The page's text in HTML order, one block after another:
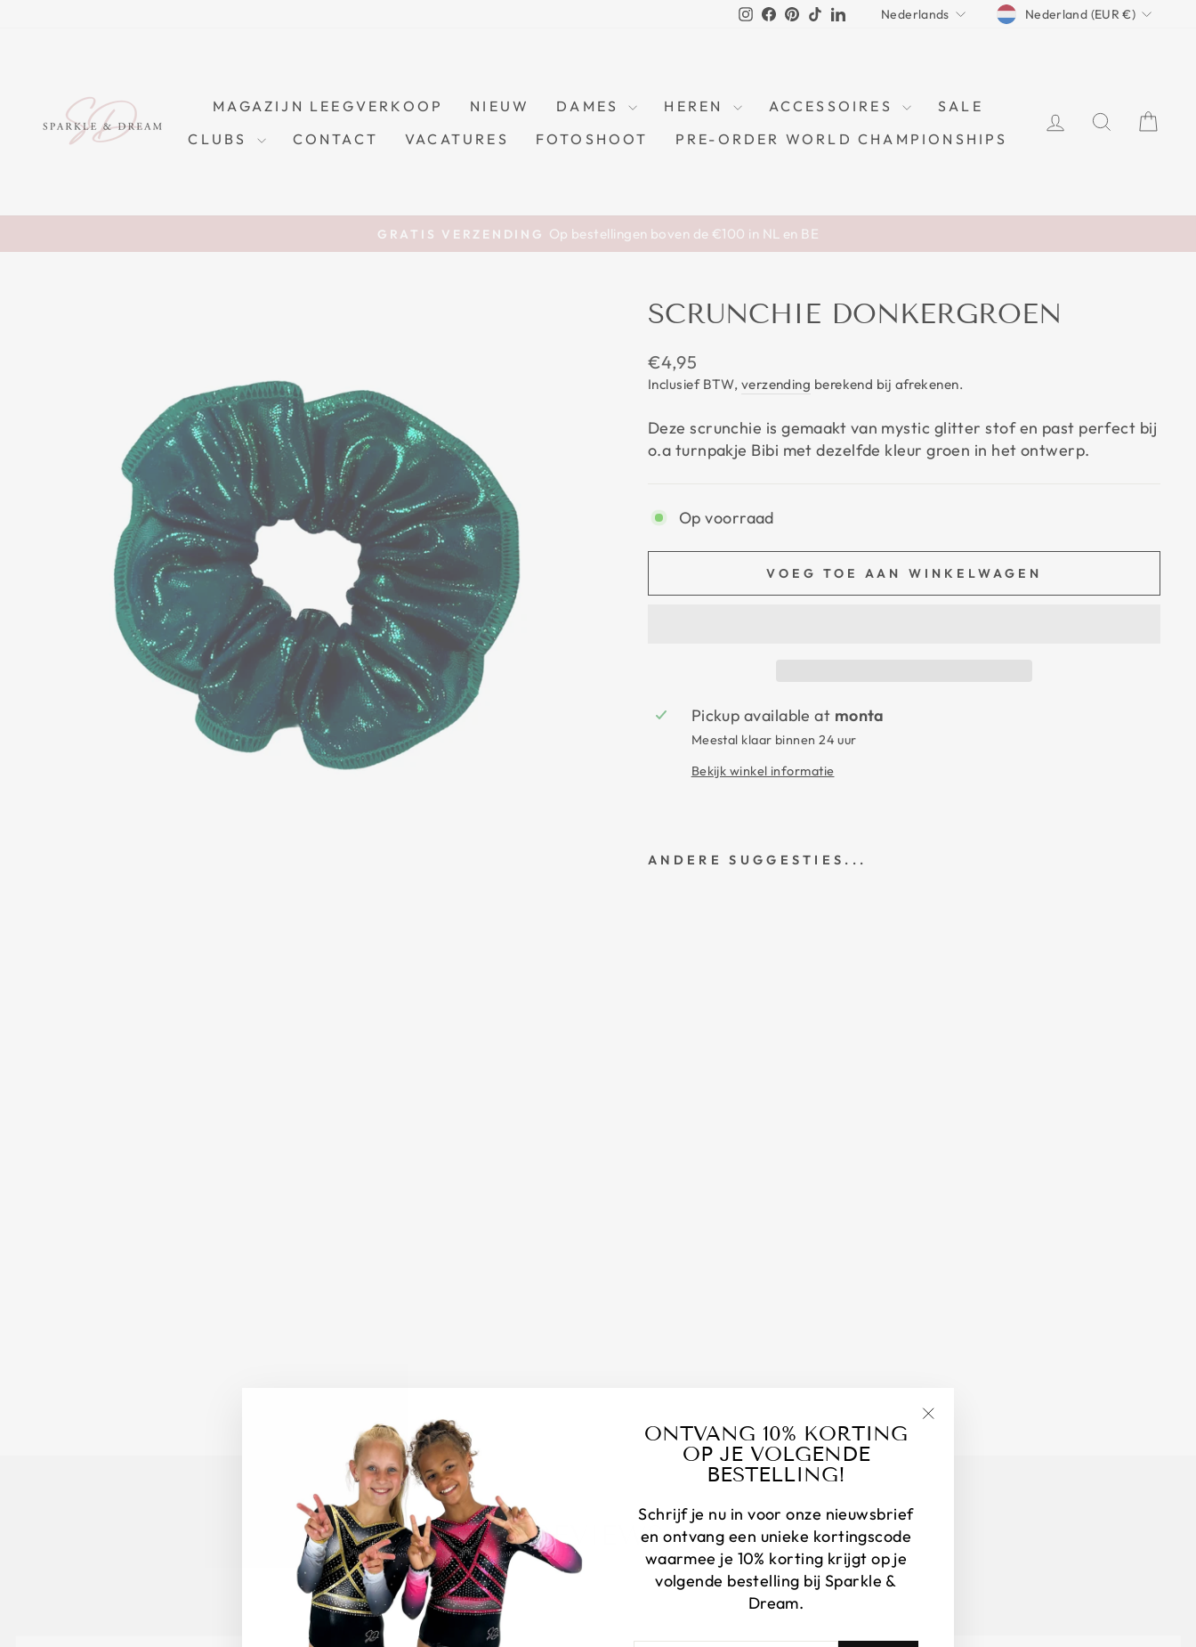
Instagram
Facebook
Pinterest
TikTokLinkedInLANGUAGE
Nederlands CURRENCY
Nederland (EUR €)
MAGAZIJN LEEGVERKOOP NIEUW DAMES HEREN ACCESSOIRES
SALE
CLUBS
CONTACT VACATURES FOTOSHOOT PRE-ORDER WORLD CHAMPIONSHIPS
LOG INZOEKEN
Pause
GRATIS VERZENDING Op bestellingen boven de €100 in NL en BE
ONTVANG 10% KORTING
OP JE VOLGENDE
BESTELLING!
Schrijf je nu in voor onze nieuwsbrief
en ontvang een unieke kortingscode
waarmee je 10% korting krijgt op je
volgende bestelling bij Sparkle &
Dream.
SCRUNCHIE DONKERGROEN
Prijs
€4,95
Inclusief BTW, verzending berekend bij afrekenen.
Deze scrunchie is gemaakt van mystic glitter stof en past perfect bij
o.a turnpakje Bibi met dezelfde kleur groen in het ontwerp.
Op voorraad
VOEG TOE AAN WINKELWAGEN
Pickup available at monta
Meestal klaar binnen 24 uur
Bekijk winkel informatie
ANDERE SUGGESTIES...
REVIEWS